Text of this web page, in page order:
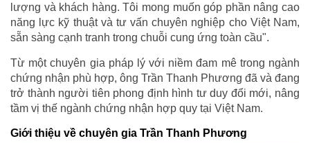
lượng và khách hàng. Tôi mong muốn góp phần nâng cao
năng lực kỹ thuật và tư vấn chuyên nghiệp cho Việt Nam,
sẵn sàng cạnh tranh trong chuỗi cung ứng toàn cầu".
Từ một chuyên gia pháp lý với niềm đam mê trong ngành
chứng nhận phù hợp, ông Trần Thanh Phương đã và đang
trở thành người tiên phong định hình tư duy đổi mới, nâng
tầm vị thế ngành chứng nhận hợp quy tại Việt Nam.
Giới thiệu về chuyên gia Trần Thanh Phương